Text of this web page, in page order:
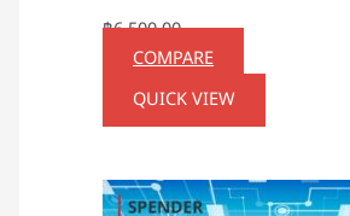
฿6,500.00
COMPARE
QUICK VIEW